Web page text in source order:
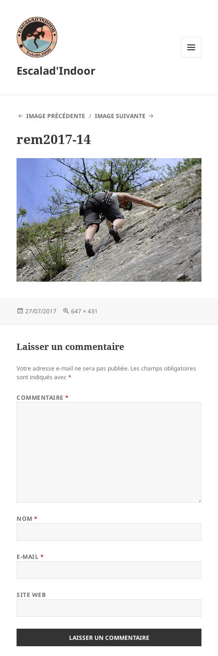
Escalad'Indoor
IMAGE PRÉCÉDENTE IMAGE SUIVANTE
rem2017-14
Publié
27/07/2017
Taille
647 × 431
Laisser un commentaire
Votre adresse e-mail ne sera pas publiée. Les champs obligatoires
sont indiqués avec*
COMMENTAIRE*
NOM*
E-MAIL *
SITE WEB